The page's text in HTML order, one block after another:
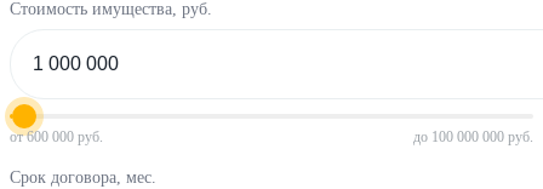
Стоимость имущества, руб.
от 600 000 руб. до 100 000 000 руб.
Срок договора, мес.